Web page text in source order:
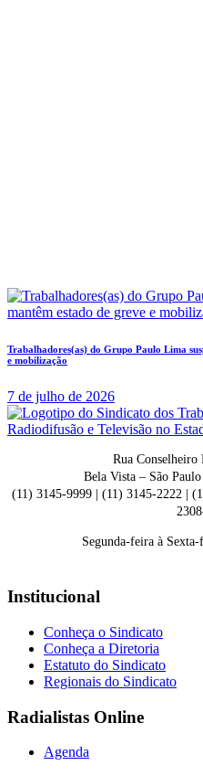
Trabalhadores(as) do Grupo Paulo Lima
e mobilização
7 de julho de 2026
Rua Conselheiro
Bela Vista – São
(11) 3145-9999 | (11) 3145-2222 |
Segunda-feira à
Institucional
Conheça o Sindicato
Conheça a Diretoria
Estatuto do Sindicato
Regionais do Sindicato
Radialistas Online
Agenda